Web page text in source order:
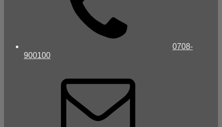
0708-
900100